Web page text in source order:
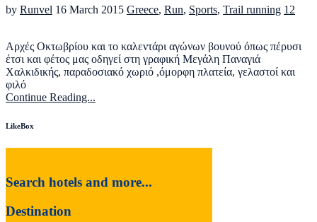
by Runvel 16 March 2015 Greece, Run, Sports, Trail running 12
Αρχές Οκτωβρίου και το καλεντάρι αγώνων βουνού όπως πέρυσι
έτσι και φέτος μας οδηγεί στη γραφική Μεγάλη Παναγιά
Χαλκιδικής, παραδοσιακό χωριό ,όμορφη πλατεία, γελαστοί και
φιλό
Continue Reading...
LikeBox
Search hotels and more...
Destination